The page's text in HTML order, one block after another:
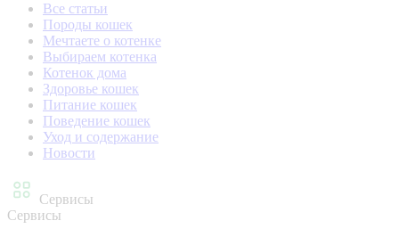
Все статьи
Породы кошек
Мечтаете о котенке
Выбираем котенка
Котенок дома
Здоровье кошек
Питание кошек
Поведение кошек
Уход и содержание
Новости
Сервисы
Сервисы